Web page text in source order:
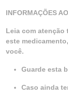
INFORMAÇÕES
Leia com atenção
este
você.
Guarde esta
Caso ainda